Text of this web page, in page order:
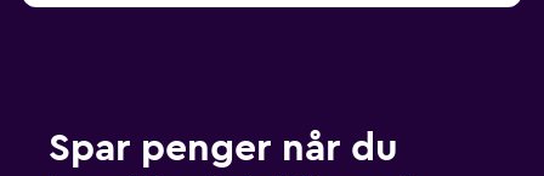
Spar penger når du